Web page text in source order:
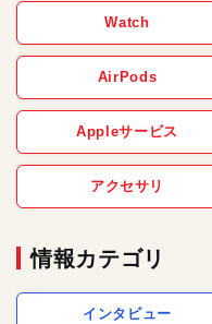
Watch
AirPods
Appleサービス
アクセサリ
情報カテゴリ
インタビュー